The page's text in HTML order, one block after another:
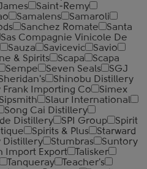
Saint-Remy
Samalens
Samaroli
Sanchez Romate
Santa
Sas Compagnie Vinicole De
Sauza Savicevic
Savio
& Spirits Scapa
Scapa
Sempe Seven Seals
SGJ
Shinobu Distillery
Frank Importing Co
Simex
Sipsmith
Slaur International
Song Cai Distillery
Distillery SPI Group
Spirit
Spirits & Plus
Starward
Distillery Stumbras
Suntory
Import Export
Talisker
Tanqueray
Teacher's